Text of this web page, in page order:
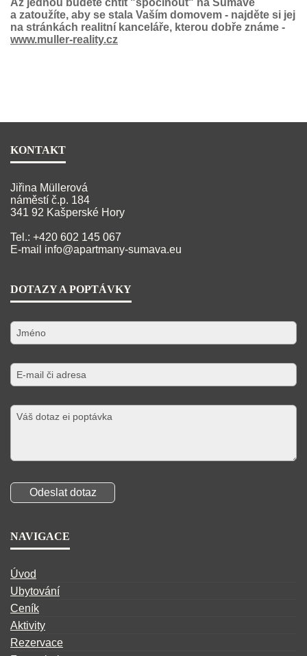
Až jednou budete chtít "spočinout" na Šumavě
a zatoužíte, aby se stala Vaším domovem - najděte si jej
na stránkách realitní kanceláře, kterou dobře známe -
www.muller-reality.cz
KONTAKT
Jiřina Müllerová
náměstí č.p. 184
341 92 Kašperské Hory
Tel.: +420 602 145 067
E-mail info@apartmany-sumava.eu
DOTAZY A POPTÁVKY
NAVIGACE
Úvod
Ubytování
Ceník
Aktivity
Rezervace